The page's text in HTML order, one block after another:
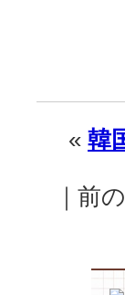
« 韓
｜前